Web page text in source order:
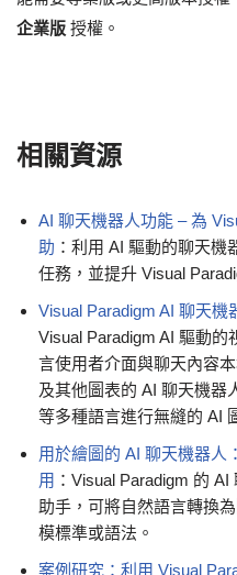
企業版 授權。
相關資源
AI 聊天機器人功能 – 為
助 ：利用 AI 驅動的聊天
任務，並提升 Visual
Visual Paradigm AI 聊天
Visual Paradigm AI 驅動
言使用者介面與聊天內容
及其他圖表的 AI 聊天機器
等多種語言進行無縫的 AI
用於繪圖的 AI 聊天機器人
用 ：Visual Paradigm 的
助手，可將自然語言轉換
模標準或語法。
案例研究：利用 Visual